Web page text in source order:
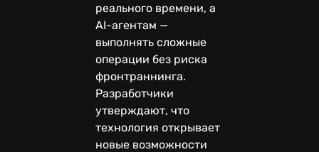
реального времени, а
AI-агентам —
выполнять сложные
операции без риска
фронтраннинга.
Разработчики
утверждают, что
технология открывает
новые возможности